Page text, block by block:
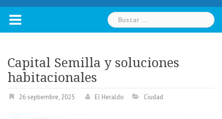
Buscar:
Capital Semilla y soluciones
habitacionales
26 septiembre, 2025 El Heraldo Ciudad